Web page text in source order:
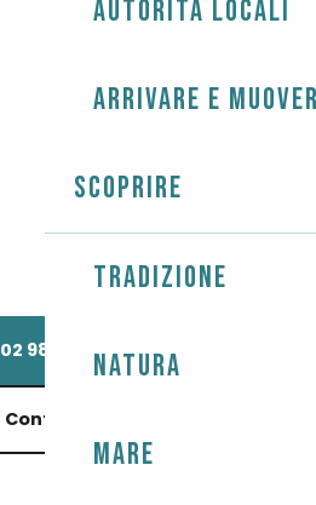
Autorità locali
Arrivare e
Scoprire
Tradizione
Natura
Mare
02 98 58 60 ▒▒
Contattateci